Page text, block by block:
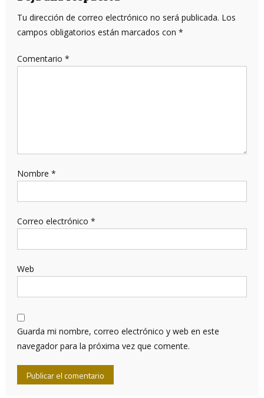
Tu dirección de correo electrónico no será publicada. Los
campos obligatorios están marcados con *
Comentario *
Nombre *
Correo electrónico *
Web
Guarda mi nombre, correo electrónico y web en este
navegador para la próxima vez que comente.